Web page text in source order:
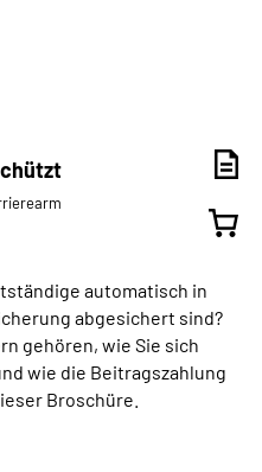
automatisch in
abgesichert sind?
gehören, wie Sie sich
wie die Beitragszahlung
Broschüre.